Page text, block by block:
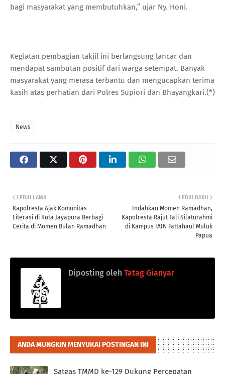
bagi masyarakat yang membutuhkan,” ujar Ny. Honi.
Kegiatan pembagian takjil ini berlangsung lancar dan
mendapat sambutan positif dari warga setempat. Banyak
masyarakat yang merasa terbantu dan mengucapkan terima
kasih atas perhatian dari Polres Supiori dan Bhayangkari.(*)
News
LEBIH BARU
Indahkan Momen Ramadhan,
Kapolresta Rajut Tali Silaturahmi
di Kampus IAIN Fattahaul Muluk
Papua
LEBIH LAMA
Kapolresta Ajak Komunitas
Literasi di Kota Jayapura Berbagi
Cerita di Momen Bulan Ramadhan
Diposting oleh Tatag Gianyar
ANDA MUNGKIN MENYUKAI POSTINGAN INI
Satgas TMMD ke-129 Dukung Percepatan